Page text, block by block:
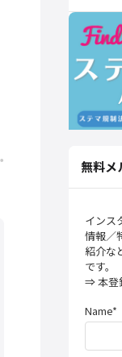
無料メ
インス
情報／
紹介な
です。
⇒ 本登
Name*